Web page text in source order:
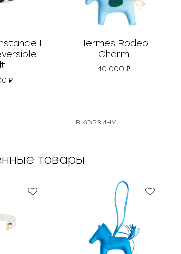
H
₽
Hermes Rodeo
Charm
40 000₽
В КОРЗИНУ
товары